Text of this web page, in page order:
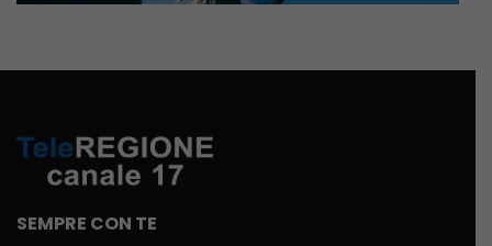
SEMPRE CON TE